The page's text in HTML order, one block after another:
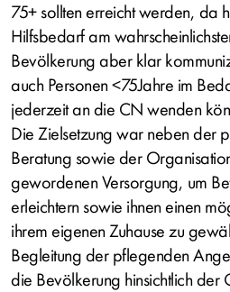
75+ sollten erreicht werden, da
Hilfsbedarf am
Bevölkerung aber klar
auch Personen <75Jahre im
jederzeit an die CN wenden
Die Zielsetzung war neben der
Beratung sowie der
gewordenen Versorgung, um
erleichtern sowie ihnen einen
ihrem eigenen Zuhause zu
Begleitung der pflegenden
die Bevölkerung hinsichtlich der